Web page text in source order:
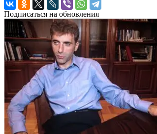
Подписаться на обновления